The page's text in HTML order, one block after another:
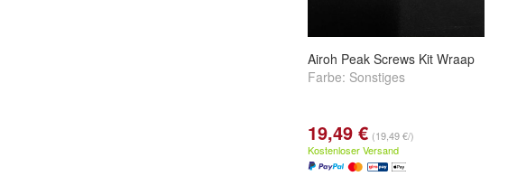
Airoh Peak Screws Kit Wraap
Farbe: Sonstiges
19,49 € (19,49 €/)
Kostenloser Versand